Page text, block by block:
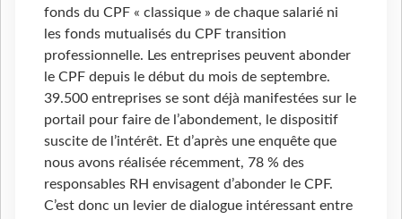
fonds du CPF « classique » de chaque salarié ni
les fonds mutualisés du CPF transition
professionnelle. Les entreprises peuvent abonder
le CPF depuis le début du mois de septembre.
39.500 entreprises se sont déjà manifestées sur le
portail pour faire de l’abondement, le dispositif
suscite de l’intérêt. Et d’après une enquête que
nous avons réalisée récemment, 78 % des
responsables RH envisagent d’abonder le CPF.
C’est donc un levier de dialogue intéressant entre